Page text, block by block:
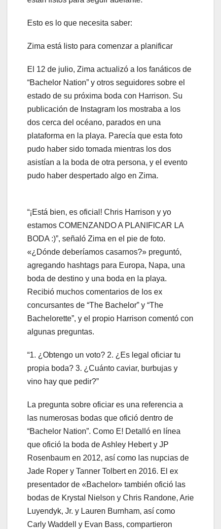
Esto es lo que necesita saber:
Zima está listo para comenzar a planificar
El 12 de julio, Zima actualizó a los fanáticos de
“Bachelor Nation” y otros seguidores sobre el
estado de su próxima boda con Harrison. Su
publicación de Instagram los mostraba a los
dos cerca del océano, parados en una
plataforma en la playa. Parecía que esta foto
pudo haber sido tomada mientras los dos
asistían a la boda de otra persona, y el evento
pudo haber despertado algo en Zima.
“¡Está bien, es oficial! Chris Harrison y yo
estamos COMENZANDO A PLANIFICAR LA
BODA :)”, señaló Zima en el pie de foto.
«¿Dónde deberíamos casarnos?» preguntó,
agregando hashtags para Europa, Napa, una
boda de destino y una boda en la playa.
Recibió muchos comentarios de los ex
concursantes de “The Bachelor” y “The
Bachelorette”, y el propio Harrison comentó con
algunas preguntas.
“1. ¿Obtengo un voto? 2. ¿Es legal oficiar tu
propia boda? 3. ¿Cuánto caviar, burbujas y
vino hay que pedir?”
La pregunta sobre oficiar es una referencia a
las numerosas bodas que ofició dentro de
“Bachelor Nation”. Como E! Detalló en línea
que ofició la boda de Ashley Hebert y JP
Rosenbaum en 2012, así como las nupcias de
Jade Roper y Tanner Tolbert en 2016. El ex
presentador de «Bachelor» también ofició las
bodas de Krystal Nielson y Chris Randone, Arie
Luyendyk, Jr. y Lauren Burnham, así como
Carly Waddell y Evan Bass, compartieron